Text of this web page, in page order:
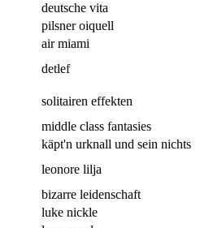
deutsche vita
pilsner oiquell
air miami
detlef
solitairen effekten
middle class fantasies
käpt'n urknall und sein nichts
leonore lilja
bizarre leidenschaft
luke nickle